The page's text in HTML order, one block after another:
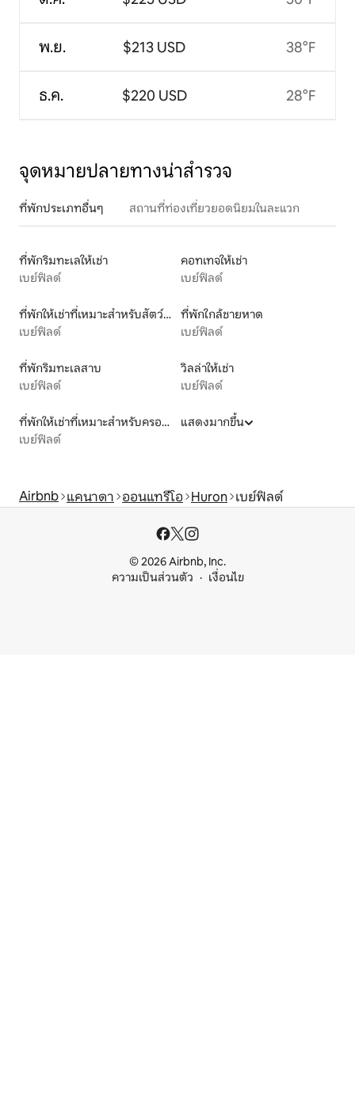
พ.ย.
ธ.ค.
$213 USD
$220 USD
38°F
28°F
จุดหมายปลายทางน่าสำรวจ
ที่พักประเภทอื่นๆ สถานที่ท่องเที่ยวยอดนิยมในละแวก
ที่พักริมทะเลให้เช่า
เบย์ฟิลด์
คอทเทจให้เช่า
เบย์ฟิลด์
ที่พักให้เช่าที่เหมาะสำหรับสัตว์เลี้ยง
เบย์ฟิลด์
ที่พักใกล้ชายหาด
เบย์ฟิลด์
ที่พักริมทะเลสาบ
เบย์ฟิลด์
วิลล่าให้เช่า
เบย์ฟิลด์
ที่พักให้เช่าที่เหมาะสำหรับครอบครัว
เบย์ฟิลด์
แสดงมากขึ้น
Airbnb แคนาดา ออนแทรีโอ Huron เบย์ฟิลด์
© 2026 Airbnb, Inc.
ความเป็นส่วนตัว
เงื่อนไข